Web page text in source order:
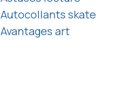
Autocollants skate
Avantages art